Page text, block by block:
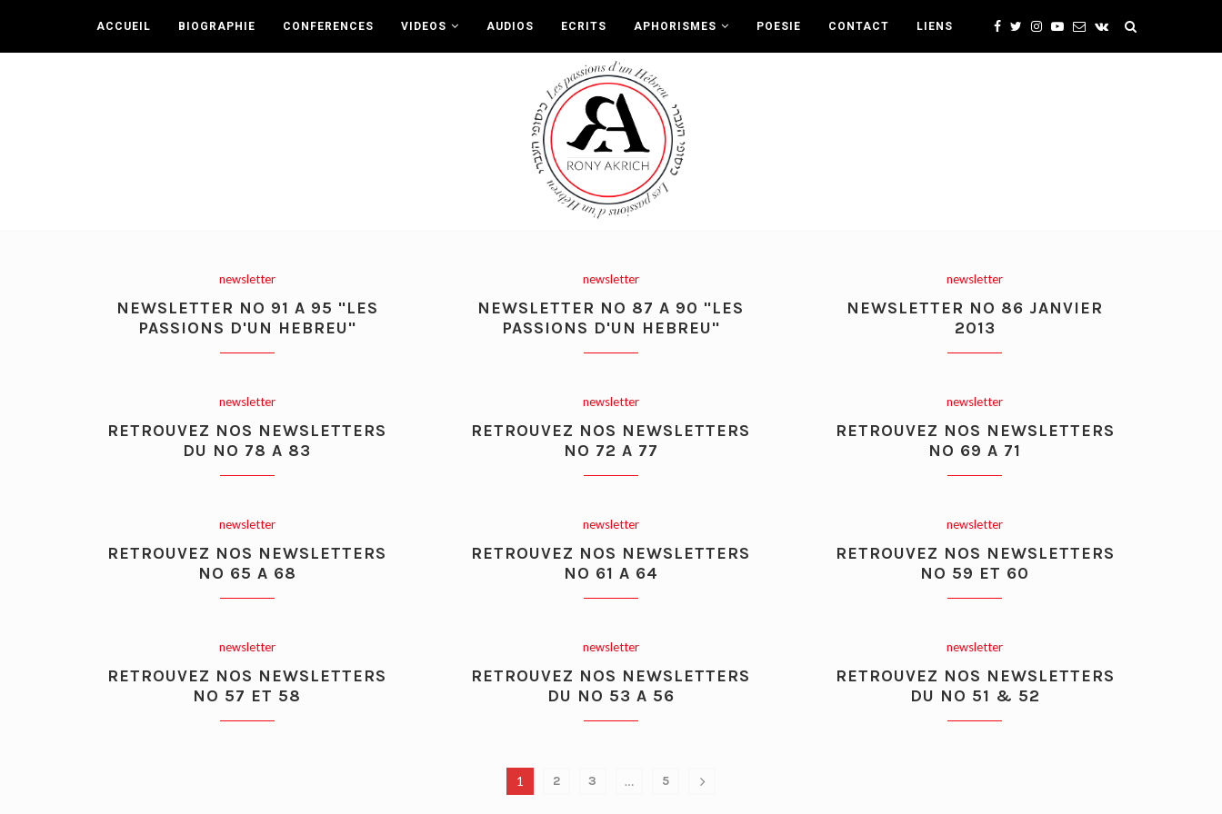
ACCUEIL BIOGRAPHIE CONFERENCES VIDEOS AUDIOS ECRITS APHORISMES POESIE CONTACT LIENS
newsletter
NEWSLETTER NO 91 A 95 "LES
PASSIONS D'UN HEBREU"
newsletter
NEWSLETTER NO 87 A 90 "LES
PASSIONS D'UN HEBREU"
newsletter
NEWSLETTER NO 86 JANVIER
2013
newsletter
RETROUVEZ NOS NEWSLETTERS
DU NO 78 A 83
newsletter
RETROUVEZ NOS NEWSLETTERS
NO 72 A 77
newsletter
RETROUVEZ NOS NEWSLETTERS
NO 69 A 71
newsletter
RETROUVEZ NOS NEWSLETTERS
NO 65 A 68
newsletter
RETROUVEZ NOS NEWSLETTERS
NO 61 A 64
newsletter
RETROUVEZ NOS NEWSLETTERS
NO 59 ET 60
newsletter
RETROUVEZ NOS NEWSLETTERS
NO 57 ET 58
newsletter
RETROUVEZ NOS NEWSLETTERS
DU NO 53 A 56
newsletter
RETROUVEZ NOS NEWSLETTERS
DU NO 51 & 52
1 2 3 … 5